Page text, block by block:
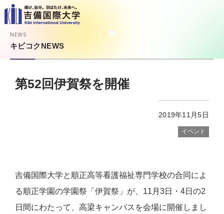
NEWS
キビコクNEWS
第52回伊賀祭を開催
2019年11月5日
イベント
吉備国際大学と順正高等看護福祉専門学校の合同によ
る順正学園の学園祭「伊賀祭」が、11月3日・4日の2
日間にわたって、高梁キャンパスを会場に開催しまし